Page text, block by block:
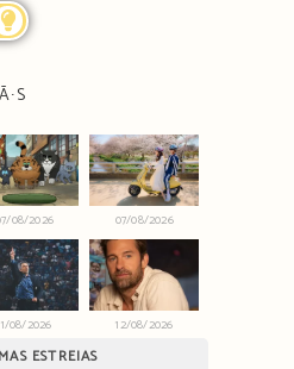
08/2026 07/08/2026
08/2026 12/08/2026
ESTREIAS